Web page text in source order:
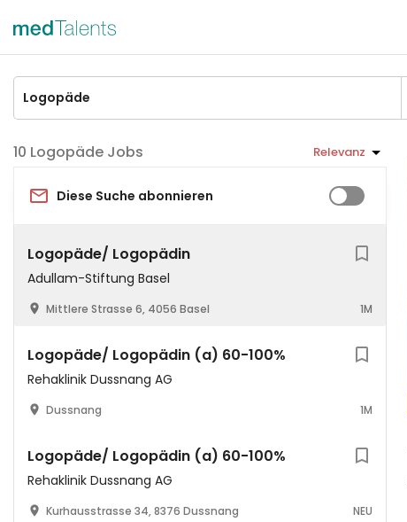
Logopäde Jobs Relevanz
Diese Suche abonnieren
Logopäde/ Logopädin
Adullam-Stiftung Basel
Mittlere Strasse 6, 4056 Basel 1M
Logopäde/ Logopädin (a) 60-100%
Rehaklinik Dussnang AG
Dussnang 1M
Logopäde/ Logopädin (a) 60-100%
Rehaklinik Dussnang AG
Kurhausstrasse 34, 8376 Dussnang NEU